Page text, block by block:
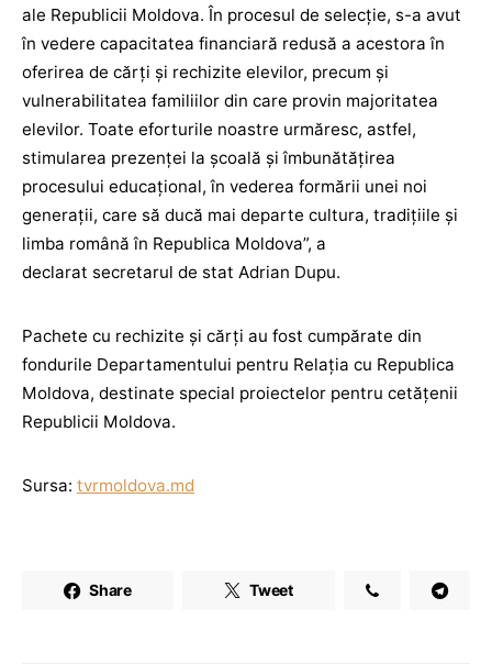
ale Republicii Moldova. În procesul de selecţie, s-a avut
în vedere capacitatea financiară redusă a acestora în
oferirea de cărţi şi rechizite elevilor, precum şi
vulnerabilitatea familiilor din care provin majoritatea
elevilor. Toate eforturile noastre urmăresc, astfel,
stimularea prezenţei la şcoală şi îmbunătăţirea
procesului educaţional, în vederea formării unei noi
generaţii, care să ducă mai departe cultura, tradiţiile şi
limba română în Republica Moldova”, a
declarat secretarul de stat Adrian Dupu.
Pachete cu rechizite şi cărţi au fost cumpărate din
fondurile Departamentului pentru Relaţia cu Republica
Moldova, destinate special proiectelor pentru cetăţenii
Republicii Moldova.
Sursa: tvrmoldova.md
Share Tweet